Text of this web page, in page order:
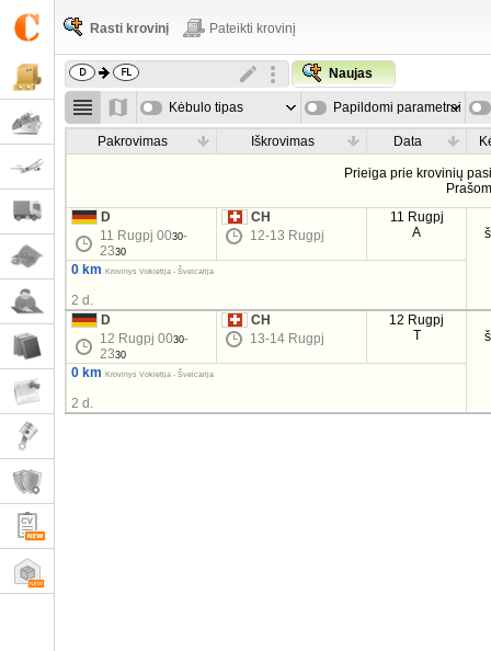
Rasti krovinį Pateikti krovinį
Naujas
Kėbulo tipas Papildomi parametrai
Pakrovimas Iškrovimas Data
Prieiga prie krovinių
D
11 Rugpj 0030-
2330
CH
12-13 Rugpj
11 Rugpj
A
0 km Krovinys Vokietija - Šveicarija
2 d.
D
12 Rugpj 0030-
2330
CH
13-14 Rugpj
12 Rugpj
T
0 km Krovinys Vokietija - Šveicarija
2 d.